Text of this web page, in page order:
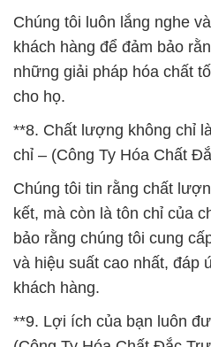
Chúng tôi luôn lắng nghe
khách hàng để đảm bảo
những giải pháp hóa chất
cho họ.
**8. Chất lượng không chỉ
chỉ – (Công Ty Hóa Chất
Chúng tôi tin rằng chất
kết, mà còn là tôn chỉ của
bảo rằng chúng tôi cung
và hiệu suất cao nhất, đáp
khách hàng.
**9. Lợi ích của bạn luôn